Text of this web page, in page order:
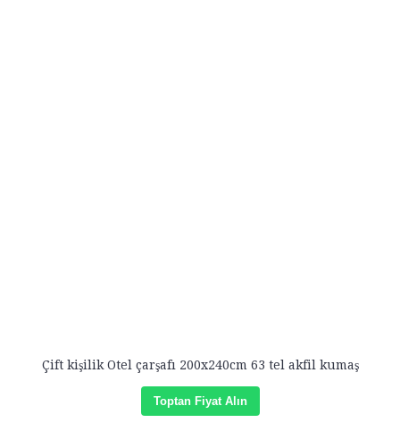
Çift kişilik Otel çarşafı 200x240cm 63 tel akfil kumaş
Toptan Fiyat Alın